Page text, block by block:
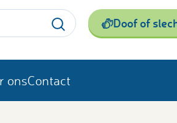
Doof of
onsContact